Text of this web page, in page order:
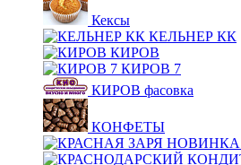
Кексы
КЕЛЬНЕР КК
КИРОВ
КИРОВ 7
КИРОВ фасовка
КОНФЕТЫ